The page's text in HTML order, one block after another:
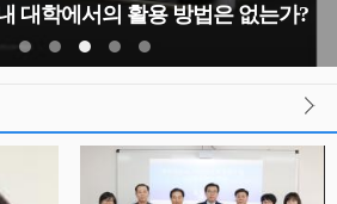
대학에서의 활용 방법은 없는가?